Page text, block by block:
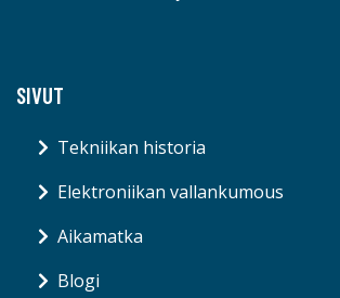
SIVUT
Tekniikan historia
Elektroniikan vallankumous
Aikamatka
Blogi